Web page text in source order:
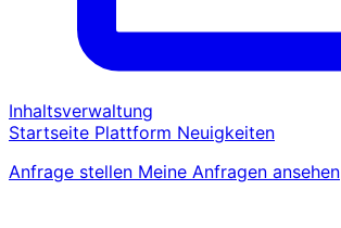
Inhaltsverwaltung
Startseite Plattform Neuigkeiten
Anfrage stellen Meine Anfragen ansehen